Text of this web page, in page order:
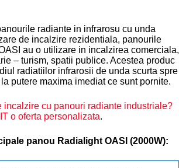
radiante in infrarosu cu unda
de incalzire rezidentiala, panourile
au o utilizare in incalzirea comerciala,
– turism, spatii publice. Acestea produc
radiatiilor infrarosii de unda scurta spre
putere maxima imediat ce sunt pornite.
incalzire cu panouri radiante industriale?
o oferta personalizata.
panou Radialight OASI (2000W):